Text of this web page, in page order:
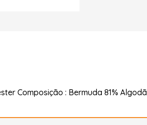
Composição : Bermuda 81%